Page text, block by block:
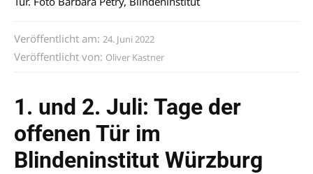
Veröffentlicht am: 24. Juni 2022
Veröffentlicht von: Oliver Kastner
1. und 2. Juli: Tage der
offenen Tür im
Blindeninstitut Würzburg